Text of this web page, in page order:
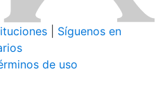
Síguenos en
de uso